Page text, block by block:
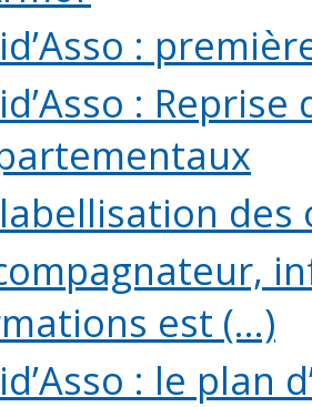
:
:
est (...)
: le plan